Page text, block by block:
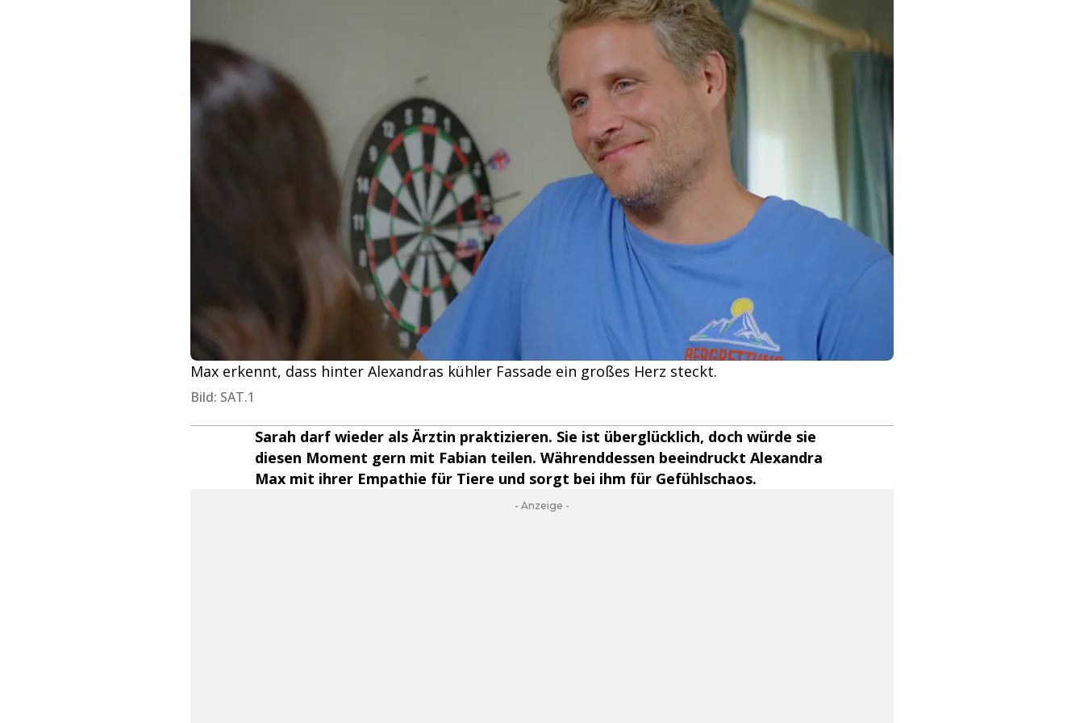
Max erkennt, dass hinter Alexandras kühler Fassade ein großes Herz steckt.
Bild: SAT.1
Sarah darf wieder als Ärztin praktizieren. Sie ist überglücklich, doch würde sie
diesen Moment gern mit Fabian teilen. Währenddessen beeindruckt Alexandra
Max mit ihrer Empathie für Tiere und sorgt bei ihm für Gefühlschaos.
- Anzeige -